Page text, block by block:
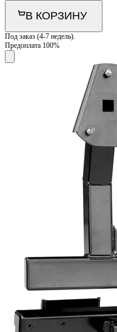
В КОРЗИНУ
Под заказ (4-7 недель).
Предоплата 100%